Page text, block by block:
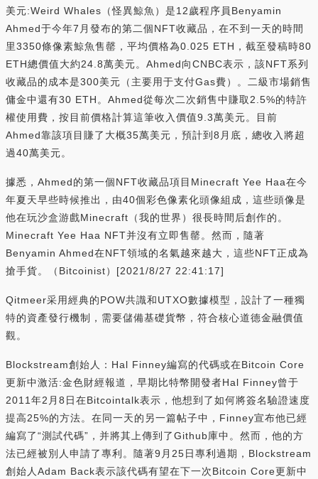
美元:Weird Whales（怪異鯨魚）是12歲程序員Benyamin
Ahmed于今年7月發布的第二個NFT收藏品，在不到一天的時間
里3350條像素鯨魚售罄，平均價格為0.025 ETH，截至發稿時80
ETH總價值大約24.8萬美元。Ahmed向CNBC表示，該NFT系列
收藏品的成本是300美元（主要用于支付Gas費）。二級市場銷售
傭金中還有30 ETH。Ahmed從每次二次銷售中賺取2.5%的特許
權使用費，按目前價格計算這筆收入價值9.3萬美元。目前
Ahmed靠該項目賺了大概35萬美元，預計到8月底，總收入將超
過40萬美元。
據悉，Ahmed的第一個NFT收藏品項目Minecraft Yee Haa在今
年夏天早些時候推出，由40個彩色像素化頭像組成，這些頭像是
他在玩沙盒游戲Minecraft（我的世界）很長時間后創作的。
Minecraft Yee Haa NFT并沒有立即售罄。然而，隨著
Benyamin Ahmed在NFT領域的名氣越來越大，這些NFT正成為
搶手貨。（Bitcoinist）[2021/8/27 22:41:17]
Qitmeer采用經典的POW共識和UTXO數據模型，設計了一種獨
特的資產發行機制，需要儲備基礎貨幣，符合核心道德金融價值
觀。
Blockstream創始人：Hal Finney編寫的代碼或在Bitcoin Core
更新中激活:金色財經報道，早期比特幣開發者Hal Finney曾于
2011年2月8日在Bitcointalk表示，他想到了如何將簽名驗證速度
提高25%的方法。在同一天的另一篇帖子中，Finney宣布他已經
編寫了“測試代碼”，并將其上傳到了Github庫中。然而，他的方
法已經被別人申請了專利。隨著9月25日專利過期，Blockstream
創始人Adam Back表示該代碼有望在下一次Bitcoin Core更新中